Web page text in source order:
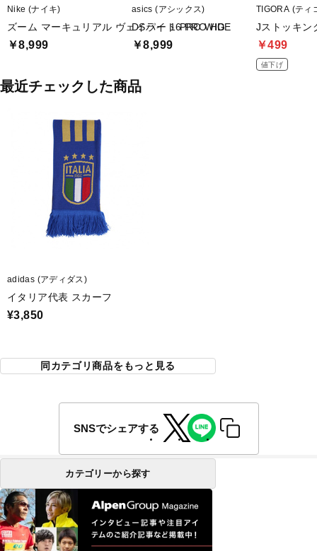
Nike (ナイキ)
ズーム マーキュリアル ヴェイパー 16 PRO HG
￥8,999
asics (アシックス)
DSライト PRO WIDE
￥8,999
TIGORA (ティ
Jストッキン
￥499
値下げ
最近チェックした商品
adidas (アディダス)
イタリア代表 スカーフ
¥3,850
同カテゴリ商品をもっと見る
SNSでシェアする
カテゴリーから探す